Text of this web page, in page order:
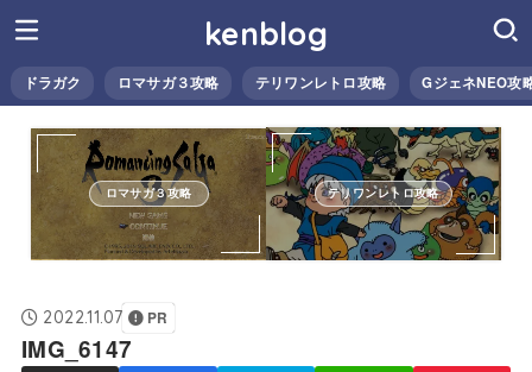
kenblog
ドラガク ロマサガ３攻略 テリワンレトロ攻略 GジェネNEO攻
ロマサガ３攻略 テリワンレトロ攻略
2022.11.07 PR
IMG_6147